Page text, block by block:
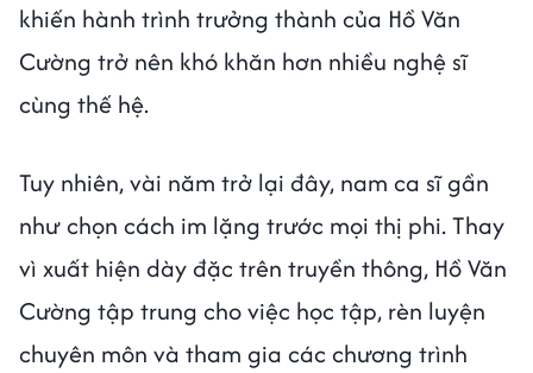
khiến hành trình trưởng thành của Hồ Văn
Cường trở nên khó khăn hơn nhiều nghệ sĩ
cùng thế hệ.
Tuy nhiên, vài năm trở lại đây, nam ca sĩ gần
như chọn cách im lặng trước mọi thị phi. Thay
vì xuất hiện dày đặc trên truyền thông, Hồ Văn
Cường tập trung cho việc học tập, rèn luyện
chuyên môn và tham gia các chương trình